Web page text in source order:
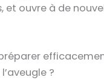
et ouvre à de
?